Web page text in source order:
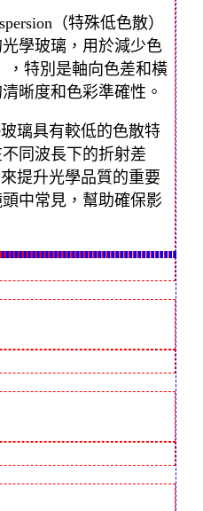
（特殊低色散）
學玻璃，用於減少色
，特別是軸向色差和橫
晰度和色彩準確性。
璃具有較低的色散特
同波長下的折射差
提升光學品質的重要
中常見，幫助確保影